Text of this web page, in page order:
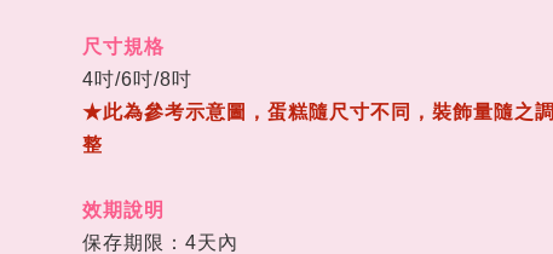
尺寸規格
4吋/6吋/8吋
★此為參考示意圖，蛋糕隨尺寸不同，裝飾量隨之調
整
效期說明
保存期限：4天內